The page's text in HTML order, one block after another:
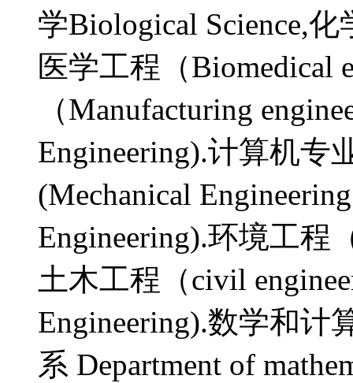
学Biological Science,
医学工程（Biomedical
（Manufacturing
Engineering).计算机专
(Mechanical
Engineering).环境工程
土木工程（civil
Engineering).数学和计
系 Department of